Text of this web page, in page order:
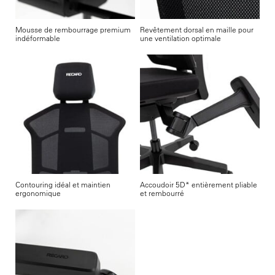
Mousse de rembourrage premium
indéformable
Revêtement dorsal en maille pour
une ventilation optimale
Contouring idéal et maintien
ergonomique
Accoudoir 5D* entièrement pliable
et rembourré